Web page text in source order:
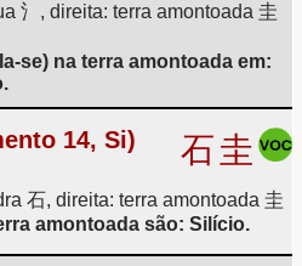
氵, direita: terra amontoada 圭
se) na terra amontoada em:
14, Si) 石圭
石, direita: terra amontoada 圭
amontoada são: Silício.